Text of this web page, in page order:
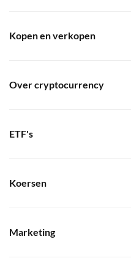
Kopen en verkopen
Over cryptocurrency
ETF's
Koersen
Marketing